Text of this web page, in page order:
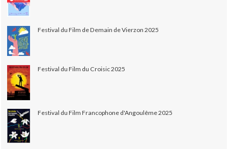
Festival du Film de Demain de Vierzon 2025
Festival du Film du Croisic 2025
Festival du Film Francophone d'Angoulême 2025